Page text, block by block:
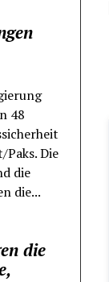
48
Die
die
die...
die